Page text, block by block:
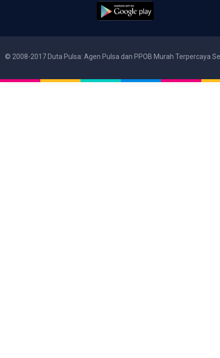
© 2008-2017 Duta Pulsa: Agen Pulsa dan PPOB Murah Terpercaya